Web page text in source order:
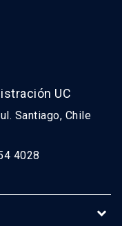
UC
Santiago, Chile
4028